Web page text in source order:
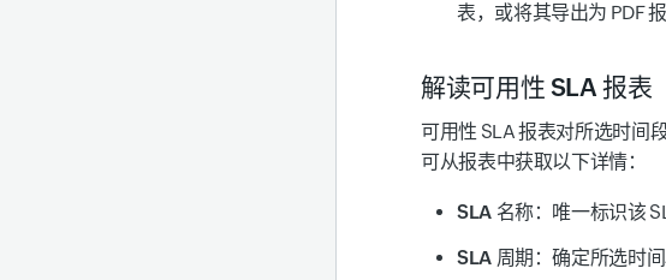
表，或将其导出为 PDF
解读可用性 SLA 报表
可用性 SLA 报表对所选时间
可从报表中获取以下详情：
SLA 名称：唯一标识该
SLA 周期 ：确定所选时